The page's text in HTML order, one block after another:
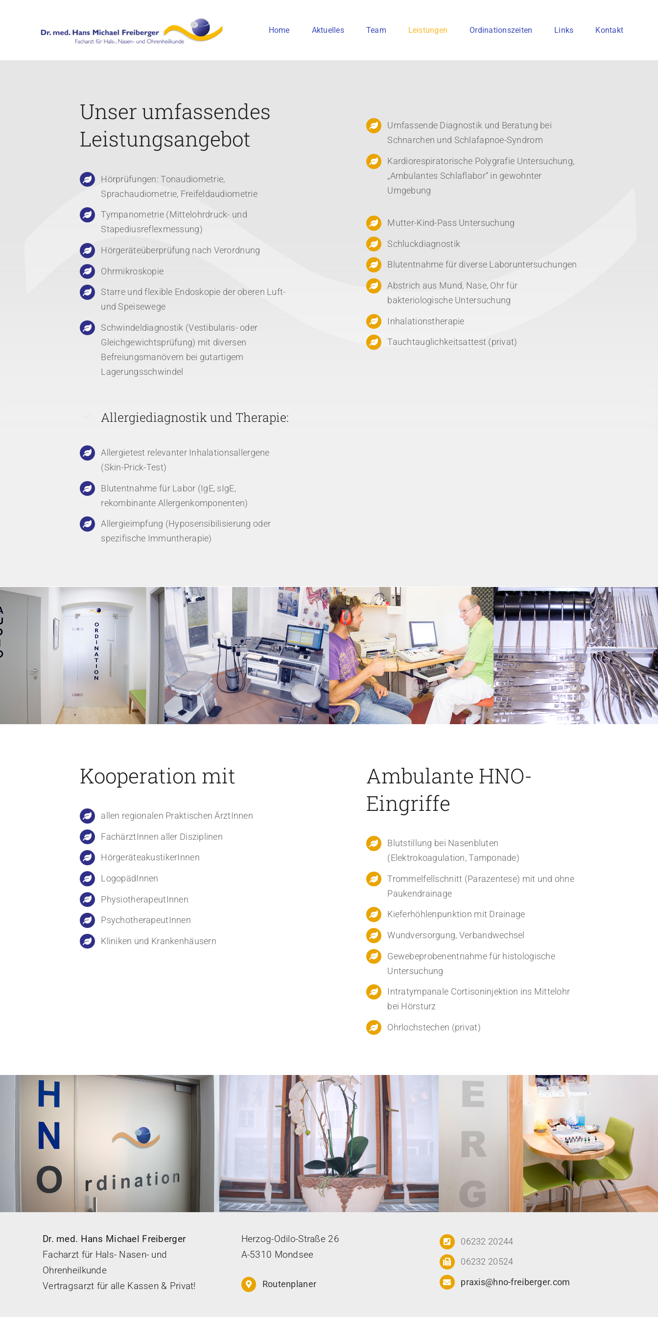
Home Aktuelles Team Leistungen Ordinationszeiten Links Kontakt
Unser umfassendes
Leistungsangebot
Hörprüfungen: Tonaudiometrie,
Sprachaudiometrie, Freifeldaudiometrie
Tympanometrie (Mittelohrdruck- und
Stapediusreflexmessung)
Hörgeräteüberprüfung nach Verordnung
Ohrmikroskopie
Starre und flexible Endoskopie der oberen Luft-
und Speisewege
Schwindeldiagnostik (Vestibularis- oder
Gleichgewichtsprüfung) mit diversen
Befreiungsmanövern bei gutartigem
Lagerungsschwindel
Allergiediagnostik und Therapie:
Allergietest relevanter Inhalationsallergene
(Skin-Prick-Test)
Blutentnahme für Labor (IgE, sIgE,
rekombinante Allergenkomponenten)
Allergieimpfung (Hyposensibilisierung oder
spezifische Immuntherapie)
Umfassende Diagnostik und Beratung bei
Schnarchen und Schlafapnoe-Syndrom
Kardiorespiratorische Polygrafie Untersuchung,
„Ambulantes Schlaflabor“ in gewohnter
Umgebung
Mutter-Kind-Pass Untersuchung
Schluckdiagnostik
Blutentnahme für diverse Laboruntersuchungen
Abstrich aus Mund, Nase, Ohr für
bakteriologische Untersuchung
Inhalationstherapie
Tauchtauglichkeitsattest (privat)
Kooperation mit
allen regionalen Praktischen ÄrztInnen
FachärztInnen aller Disziplinen
HörgeräteakustikerInnen
LogopädInnen
PhysiotherapeutInnen
PsychotherapeutInnen
Kliniken und Krankenhäusern
Ambulante HNO-
Eingriffe
Blutstillung bei Nasenbluten
(Elektrokoagulation, Tamponade)
Trommelfellschnitt (Parazentese) mit und ohne
Paukendrainage
Kieferhöhlenpunktion mit Drainage
Wundversorgung, Verbandwechsel
Gewebeprobenentnahme für histologische
Untersuchung
Intratympanale Cortisoninjektion ins Mittelohr
bei Hörsturz
Ohrlochstechen (privat)
Dr. med. Hans Michael Freiberger
Facharzt für Hals- Nasen- und
Ohrenheilkunde
Vertragsarzt für alle Kassen & Privat!
Herzog-Odilo-Straße 26
A-5310 Mondsee
Routenplaner
06232 20244
06232 20524
praxis@hno-freiberger.com